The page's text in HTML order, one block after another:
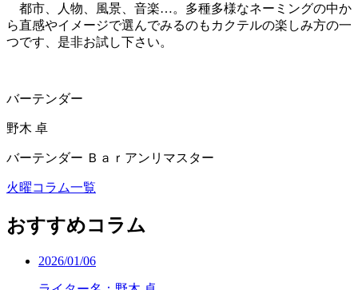
都市、人物、風景、音楽…。多種多様なネーミングの中か
ら直感やイメージで選んでみるのもカクテルの楽しみ方の一
つです、是非お試し下さい。
バーテンダー
野木 卓
バーテンダー Ｂａｒアンリマスター
火曜コラム一覧
おすすめコラム
2026/01/06